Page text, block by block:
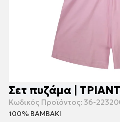
Σετ πυζάμα |
Κωδικός Προϊόντος: 36-
100% ΒΑΜΒΑΚΙ